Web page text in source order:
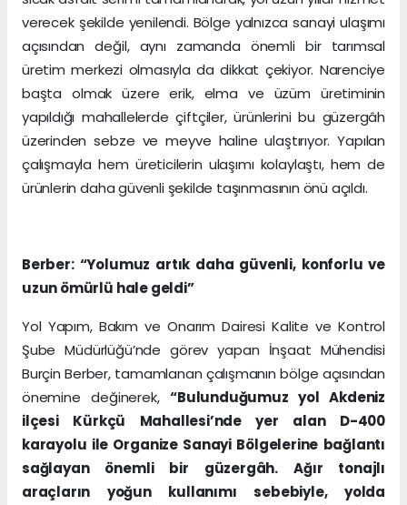
verecek şekilde yenilendi. Bölge yalnızca sanayi ulaşımı
açısından değil, aynı zamanda önemli bir tarımsal
üretim merkezi olmasıyla da dikkat çekiyor. Narenciye
başta olmak üzere erik, elma ve üzüm üretiminin
yapıldığı mahallelerde çiftçiler, ürünlerini bu güzergâh
üzerinden sebze ve meyve haline ulaştırıyor. Yapılan
çalışmayla hem üreticilerin ulaşımı kolaylaştı, hem de
ürünlerin daha güvenli şekilde taşınmasının önü açıldı.
Berber: “Yolumuz artık daha güvenli, konforlu ve
uzun ömürlü hale geldi”
Yol Yapım, Bakım ve Onarım Dairesi Kalite ve Kontrol
Şube Müdürlüğü’nde görev yapan İnşaat Mühendisi
Burçin Berber, tamamlanan çalışmanın bölge açısından
önemine değinerek,“Bulunduğumuz yol Akdeniz
ilçesi Kürkçü Mahallesi’nde yer alan D-400
karayolu ile Organize Sanayi Bölgelerine bağlantı
sağlayan önemli bir güzergâh. Ağır tonajlı
araçların yoğun kullanımı sebebiyle, yolda